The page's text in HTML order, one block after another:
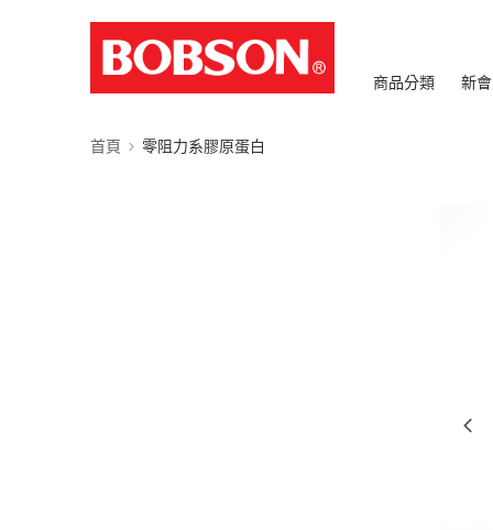
商品分類 新
首頁 零阻力系膠原蛋白